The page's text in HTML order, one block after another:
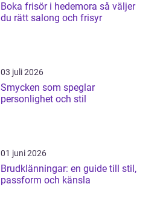
Boka frisör i hedemora så väljer
du rätt salong och frisyr
03 juli 2026
Smycken som speglar
personlighet och stil
01 juni 2026
Brudklänningar: en guide till stil,
passform och känsla